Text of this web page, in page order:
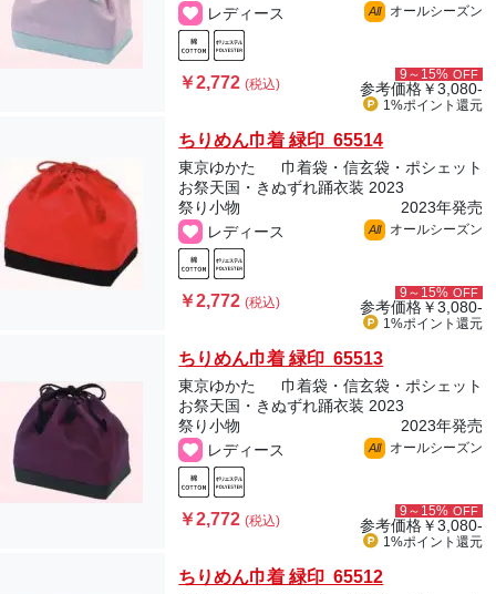
レディース
All オールシーズン
￥2,772(税込)
9～15% OFF
参考価格￥3,080-
1%ポイント 還元
ちりめん巾着 緑印 65514
東京ゆかた
巾着袋・信玄袋・ポシェット
お祭天国・きぬずれ踊衣装 2023
祭り小物
2023年発売
レディース
All オールシーズン
￥2,772(税込)
9～15% OFF
参考価格￥3,080-
1%ポイント 還元
ちりめん巾着 緑印 65513
東京ゆかた
巾着袋・信玄袋・ポシェット
お祭天国・きぬずれ踊衣装 2023
祭り小物
2023年発売
レディース
All オールシーズン
￥2,772(税込)
9～15% OFF
参考価格￥3,080-
1%ポイント 還元
ちりめん巾着 緑印 65512